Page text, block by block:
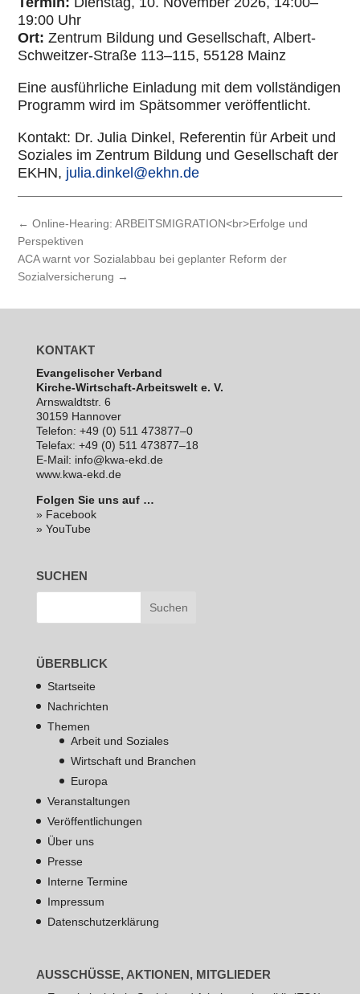
19:00 Uhr
Ort: Zentrum Bildung und Gesell­schaft, Albert-
Schweit­zer-Straße 113–115, 55128 Mainz
Eine aus­führ­li­che Ein­la­dung mit dem voll­stän­di­gen
Programm wird im Spät­som­mer ver­öf­fent­licht.
Kontakt: Dr. Julia Dinkel, Refe­ren­tin für Arbeit und
Soziales im Zentrum Bildung und Gesell­schaft der
EKHN, julia.dinkel@ekhn.de
←Online-Hearing: ARBEITSMIGRATION<br>Erfolge und
Perspektiven
ACA warnt vor Sozialabbau bei geplanter Reform der
Sozialversicherung →
KONTAKT
Evan­ge­li­scher Verband
Kirche-Wirt­schaft-Arbeits­welt e. V.
Arns­waldt­str. 6
30159 Hannover
Telefon: +49 (0) 511 473877–0
Telefax: +49 (0) 511 473877–18
E‑Mail: info@kwa-ekd.de
www.kwa-ekd.de
Folgen Sie uns auf …
» Facebook
» YouTube
SUCHEN
ÜBERBLICK
Startseite
Nachrichten
Themen
Arbeit und Soziales
Wirtschaft und Branchen
Europa
Veranstaltungen
Veröffentlichungen
Über uns
Presse
Interne Termine
Impressum
Datenschutzerklärung
AUSSCHÜSSE, AKTIONEN, MITGLIEDER